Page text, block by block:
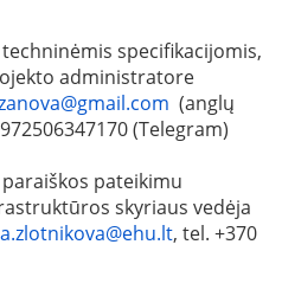
specifikacijomis,
administratore
(anglų
(Telegram)
pateikimu
skyriaus vedėja
, tel. +370